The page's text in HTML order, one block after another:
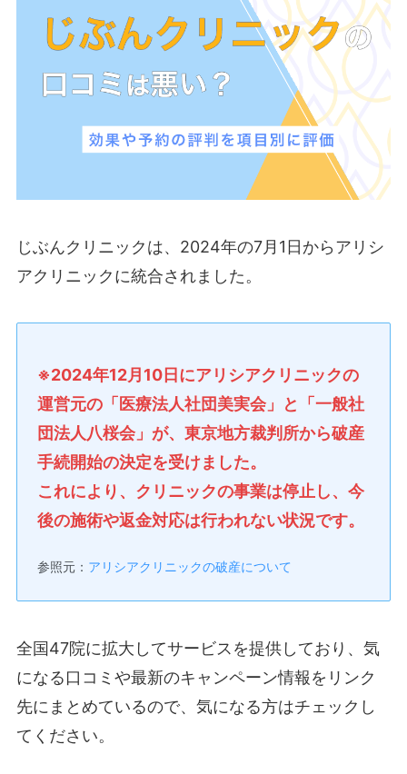
じぶんクリニックは、2024年の7月1日からアリシ
アクリニックに統合されました。
※2024年12月10日にアリシアクリニックの
運営元の「医療法人社団美実会」と「一般社
団法人八桜会」が、東京地方裁判所から破産
手続開始の決定を受けました。
これにより、クリニックの事業は停止し、今
後の施術や返金対応は行われない状況です。
参照元： アリシアクリニックの破産について
全国47院に拡大してサービスを提供しており、気
になる口コミや最新のキャンペーン情報をリンク
先にまとめているので、気になる方はチェックし
てください。